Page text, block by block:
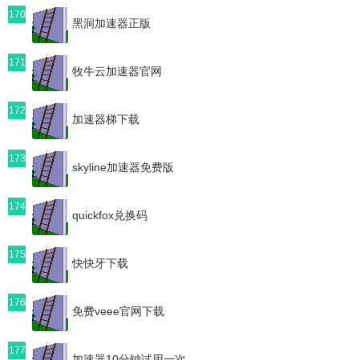
170
黑洞加速器正版
171
牧牛云加速器官网
172
加速器梯下载
173
skyline加速器免费版
174
quickfox兑换码
175
快快牙下载
176
免费veee官网下载
177